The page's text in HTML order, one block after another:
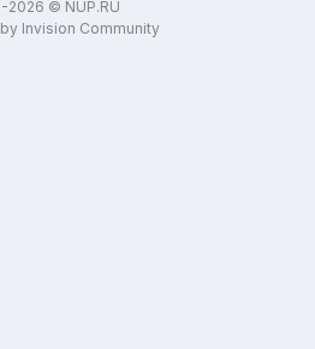
2026 © NUP.RU
Invision Community